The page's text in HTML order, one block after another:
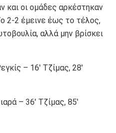
και οι ομάδες αρκέστηκαν
2-2 έμεινε έως το τέλος,
αλλά μην βρίσκει
– 16′ Τζίμας, 28′
– 36′ Τζίμας, 85′